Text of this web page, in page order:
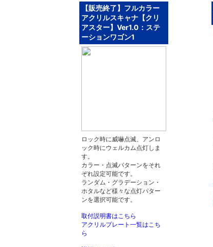
【販売終了】フルカラー
アクリルスキャナ【クリ
アスター】Ver1.0：ステ
ーションワゴン1
ロック時に威嚇点滅、アンロ
ック時にウェルカム点灯しま
す。
カラー・点滅パターンをそれ
ぞれ設定可能です。
ランダム・グラデーション・
ホタルなど様々な点灯パター
ンを選択可能です。
取付説明書はこちら
アクリルプレート一覧はこち
ら